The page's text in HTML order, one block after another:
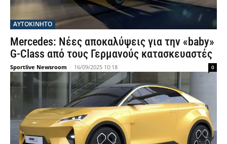
ΑΥΤΟΚΙΝΗΤΟ
Mercedes: Νέες αποκαλύψεις για την «baby»
G-Class από τους Γερμανούς κατασκευαστές
Sportlive Newsroom - 16/09/2025 10:18 0